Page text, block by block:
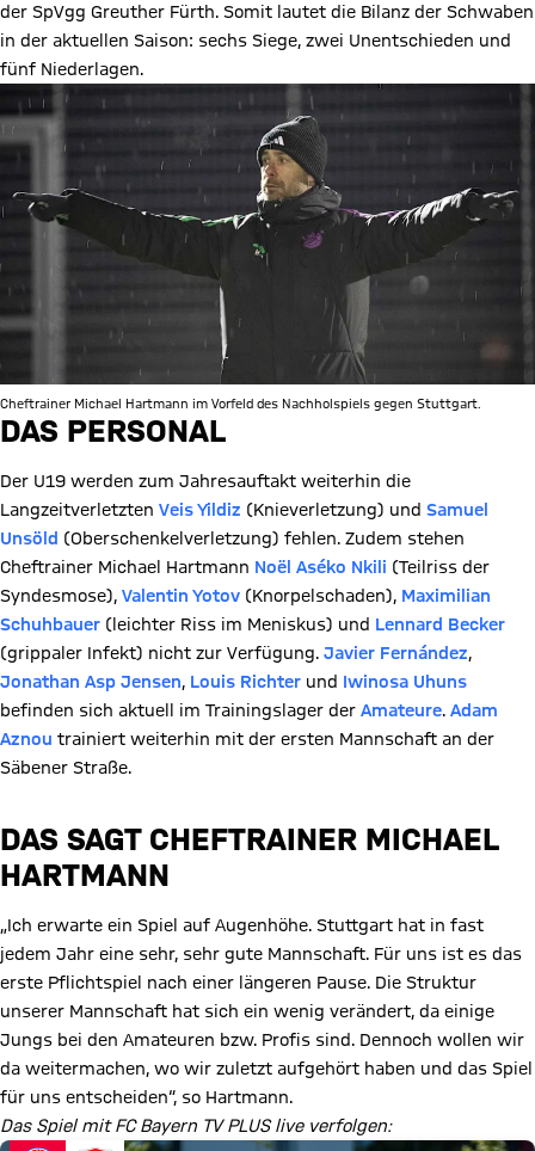
der SpVgg Greuther Fürth. Somit lautet die Bilanz der Schwaben
in der aktuellen Saison: sechs Siege, zwei Unentschieden und
fünf Niederlagen.
Cheftrainer Michael Hartmann im Vorfeld des Nachholspiels gegen Stuttgart.
DAS PERSONAL
Der U19 werden zum Jahresauftakt weiterhin die
Langzeitverletzten Veis Yildiz (Knieverletzung) und Samuel
Unsöld (Oberschenkelverletzung) fehlen. Zudem stehen
Cheftrainer Michael Hartmann Noël Aséko Nkili (Teilriss der
Syndesmose), Valentin Yotov (Knorpelschaden), Maximilian
Schuhbauer (leichter Riss im Meniskus) und Lennard Becker
(grippaler Infekt) nicht zur Verfügung. Javier Fernández,
Jonathan Asp Jensen, Louis Richter und Iwinosa Uhuns
befinden sich aktuell im Trainingslager der Amateure. Adam
Aznou trainiert weiterhin mit der ersten Mannschaft an der
Säbener Straße.
DAS SAGT CHEFTRAINER MICHAEL
HARTMANN
„Ich erwarte ein Spiel auf Augenhöhe. Stuttgart hat in fast
jedem Jahr eine sehr, sehr gute Mannschaft. Für uns ist es das
erste Pflichtspiel nach einer längeren Pause. Die Struktur
unserer Mannschaft hat sich ein wenig verändert, da einige
Jungs bei den Amateuren bzw. Profis sind. Dennoch wollen wir
da weitermachen, wo wir zuletzt aufgehört haben und das Spiel
für uns entscheiden“, so Hartmann.
Das Spiel mit FC Bayern TV PLUS live verfolgen: